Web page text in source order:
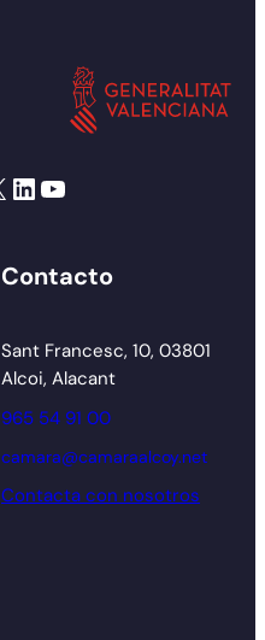
LinkedIn YouTube
Contacto
Sant Francesc, 10, 03801
Alcoi, Alacant
965 54 91 00
camara@camaraalcoy.net
Contacta con nosotros